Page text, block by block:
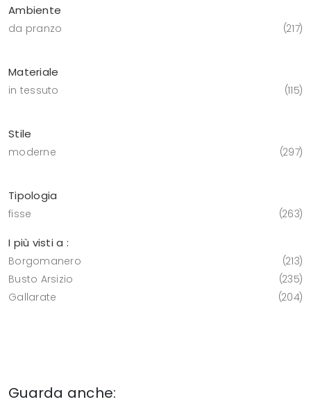
Ambiente
da pranzo 217
Materiale
in tessuto 115
Stile
moderne 297
Tipologia
fisse 263
I più visti a :
Borgomanero
213
Busto Arsizio
235
Gallarate
204
Guarda anche: